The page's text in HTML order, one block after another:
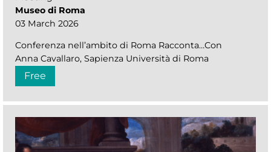
Museo di Roma
03 March 2026
Conferenza nell’ambito di Roma Racconta…Con
Anna Cavallaro, Sapienza Università di Roma
Free